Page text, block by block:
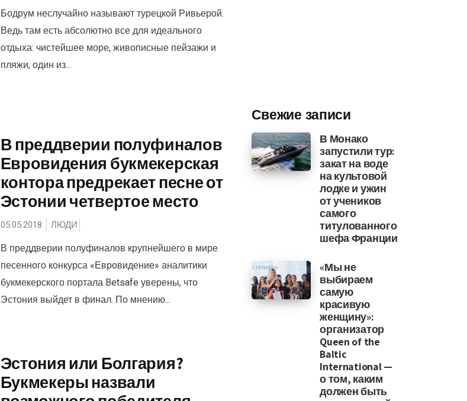
Бодрум неслучайно называют турецкой Ривьерой.
Ведь там есть абсолютно все для идеального
отдыха: чистейшее море, живописные пейзажи и
пляжи, один из...
В преддверии полуфиналов
Евровидения букмекерская
контора предрекает песне от
Эстонии четвертое место
05.05.2018 ЛЮДИ
В преддверии полуфиналов крупнейшего в мире
песенного конкурса «Евровидение» аналитики
букмекерского портала Betsafe уверены, что
Эстония выйдет в финал. По мнению...
Эстония или Болгария?
Букмекеры назвали
Свежие записи
В Монако
запустили тур:
закат на воде
на культовой
лодке и ужин
от учеников
самого
титулованного
шефа Франции
«Мы не
выбираем
самую
красивую
женщину»:
организатор
Queen of the
Baltic
International —
о том, каким
должен быть